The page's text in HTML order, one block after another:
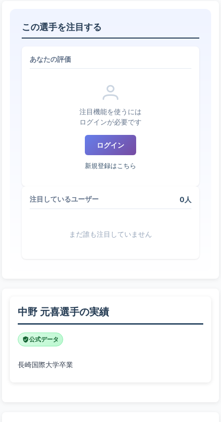
この選手を注目する
あなたの評価
注目機能を使うには
ログインが必要です
ログイン
新規登録はこちら
注目しているユーザー 0人
まだ誰も注目していません
中野 元喜選手の実績
公式データ
長崎国際大学卒業